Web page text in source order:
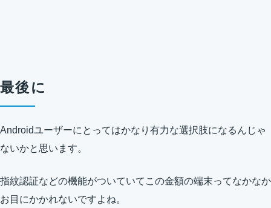
最後に
Androidユーザーにとってはかなり有力な選択肢になるんじゃ
ないかと思います。
指紋認証などの機能がついていてこの金額の端末ってなかなか
お目にかかれないですよね。